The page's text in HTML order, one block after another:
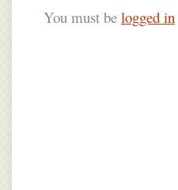
You must be logged in